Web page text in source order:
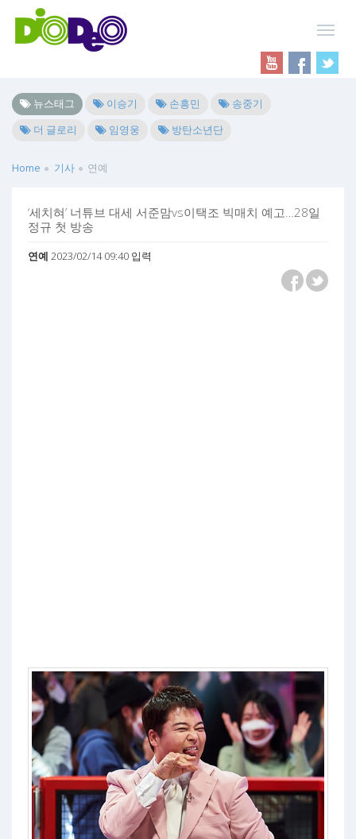
뉴스태그 이승기 손흥민
송중기
더 글로리
임영웅 방탄소년단
Home 기사 연예
‘세치혀’ 너튜브 대세 서준맘vs이택조 빅매치 예고…28일
정규 첫 방송
연예 2023/02/14 09:40 입력